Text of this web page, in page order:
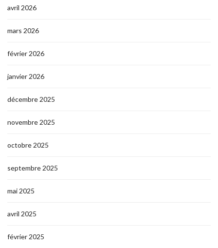
avril 2026
mars 2026
février 2026
janvier 2026
décembre 2025
novembre 2025
octobre 2025
septembre 2025
mai 2025
avril 2025
février 2025